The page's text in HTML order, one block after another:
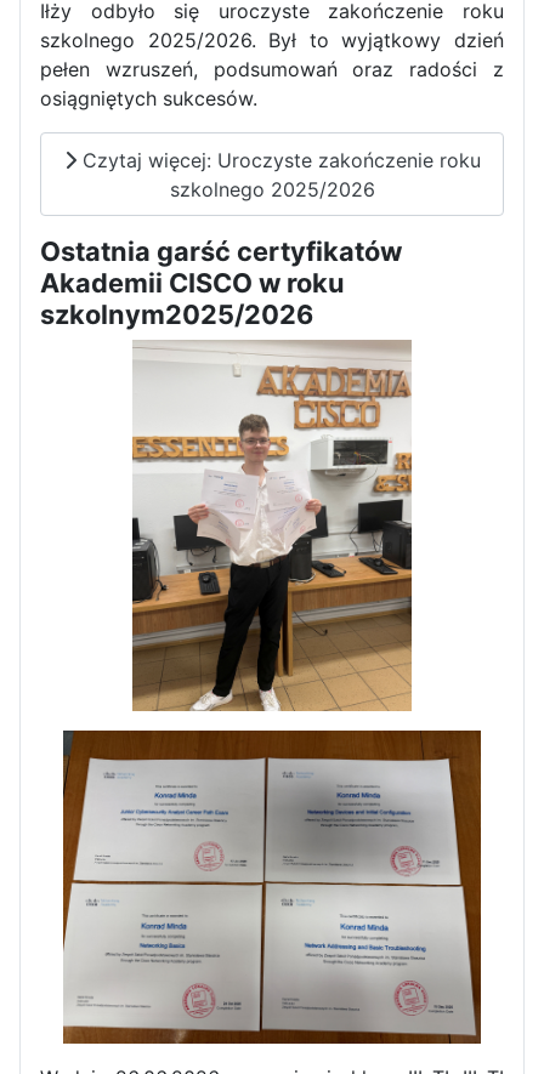
Iłży odbyło się uroczyste zakończenie roku
szkolnego 2025/2026. Był to wyjątkowy dzień
pełen wzruszeń, podsumowań oraz radości z
osiągniętych sukcesów.
Czytaj więcej: Uroczyste zakończenie roku
szkolnego 2025/2026
Ostatnia garść certyfikatów
Akademii CISCO w roku
szkolnym2025/2026